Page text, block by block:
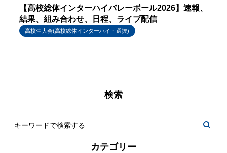
【高校総体インターハイバレーボール2026】速報、
結果、組み合わせ、日程、ライブ配信
高校生大会(高校総体インターハイ・選抜)
検索
カテゴリー